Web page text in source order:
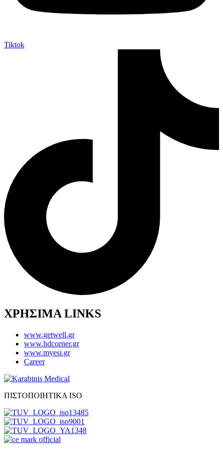
Tiktok
ΧΡΗΣΙΜΑ LINKS
www.getwell.gr
www.hdcorner.gr
www.myesi.gr
Career
ΠΙΣΤΟΠΟΙΗΤΙΚΑ ISO